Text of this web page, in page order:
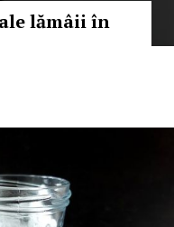
lămâii în